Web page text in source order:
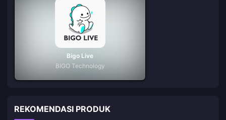
Bigo Live
BIGO Technology
REKOMENDASI PRODUK